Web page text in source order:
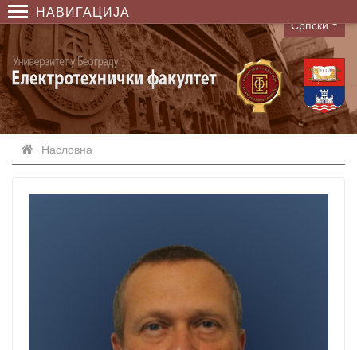
НАВИГАЦИЈА
Language
Српски
Насловна